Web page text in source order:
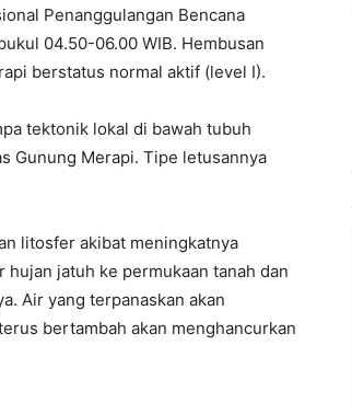
Penanggulangan Bencana
04.50-06.00 WIB. Hembusan
berstatus normal aktif (level I).
tektonik lokal di bawah tubuh
Gunung Merapi. Tipe letusannya
litosfer akibat meningkatnya
jatuh ke permukaan tanah dan
Air yang terpanaskan akan
bertambah akan menghancurkan